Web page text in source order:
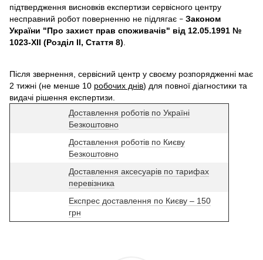
підтвердження висновків експертизи сервісного центру
несправний робот поверненню не підлягає – Законом
України "Про захист прав споживачів" від 12.05.1991 №
1023-XII (Розділ II, Стаття 8)
Після звернення, сервісний центр у своєму розпорядженні має
2 тижні (не менше 10 робочих днів) для повної діагностики та
видачі рішення експертизи.
Доставлення роботів по Україні
Безкоштовно
Доставлення роботів по Києву
Безкоштовно
Доставлення аксесуарів по тарифах
перевізника
Експрес доставлення по Києву – 150
грн